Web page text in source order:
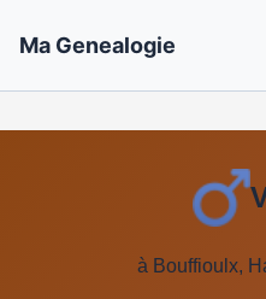
Ma Genealogie
à Bouffioulx,